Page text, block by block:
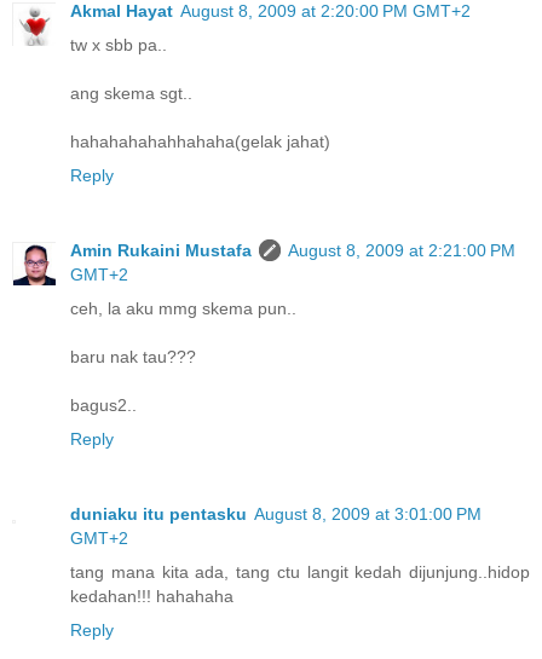
Akmal Hayat August 8, 2009 at 2:20:00 PM GMT+2
tw x sbb pa..
ang skema sgt..
hahahahahahhahaha(gelak jahat)
Reply
Amin Rukaini Mustafa
August 8, 2009 at 2:21:00 PM
GMT+2
ceh, la aku mmg skema pun..
baru nak tau???
bagus2..
Reply
duniaku itu pentasku August 8, 2009 at 3:01:00 PM
GMT+2
tang mana kita ada, tang ctu langit kedah dijunjung..hidop
kedahan!!! hahahaha
Reply